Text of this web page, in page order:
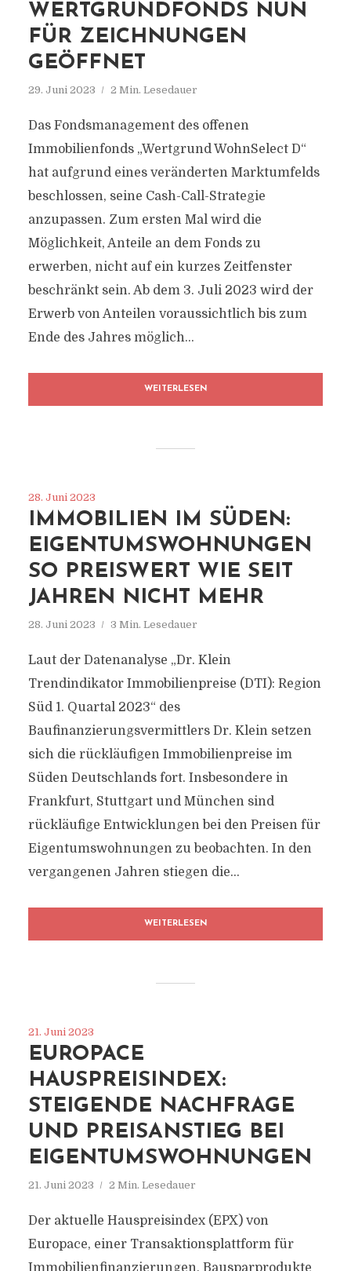
WERTGRUNDFONDS NUN
FÜR ZEICHNUNGEN
GEÖFFNET
29. Juni 2023 2 Min. Lesedauer
Das Fondsmanagement des offenen
Immobilienfonds „Wertgrund WohnSelect D“
hat aufgrund eines veränderten Marktumfelds
beschlossen, seine Cash-Call-Strategie
anzupassen. Zum ersten Mal wird die
Möglichkeit, Anteile an dem Fonds zu
erwerben, nicht auf ein kurzes Zeitfenster
beschränkt sein. Ab dem 3. Juli 2023 wird der
Erwerb von Anteilen voraussichtlich bis zum
Ende des Jahres möglich...
WEITERLESEN
28. Juni 2023
IMMOBILIEN IM SÜDEN:
EIGENTUMSWOHNUNGEN
SO PREISWERT WIE SEIT
JAHREN NICHT MEHR
28. Juni 2023 3 Min. Lesedauer
Laut der Datenanalyse „Dr. Klein
Trendindikator Immobilienpreise (DTI): Region
Süd 1. Quartal 2023“ des
Baufinanzierungsvermittlers Dr. Klein setzen
sich die rückläufigen Immobilienpreise im
Süden Deutschlands fort. Insbesondere in
Frankfurt, Stuttgart und München sind
rückläufige Entwicklungen bei den Preisen für
Eigentumswohnungen zu beobachten. In den
vergangenen Jahren stiegen die...
WEITERLESEN
21. Juni 2023
EUROPACE
HAUSPREISINDEX:
STEIGENDE NACHFRAGE
UND PREISANSTIEG BEI
EIGENTUMSWOHNUNGEN
21. Juni 2023 2 Min. Lesedauer
Der aktuelle Hauspreisindex (EPX) von
Europace, einer Transaktionsplattform für
Immobilienfinanzierungen, Bausparprodukte